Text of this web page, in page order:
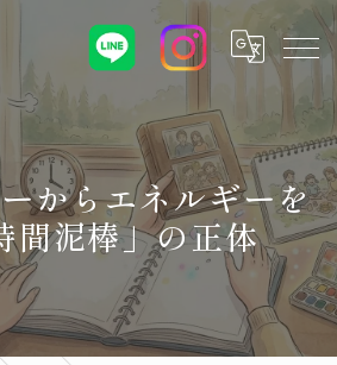
からエネルギーを
間泥棒」の正体